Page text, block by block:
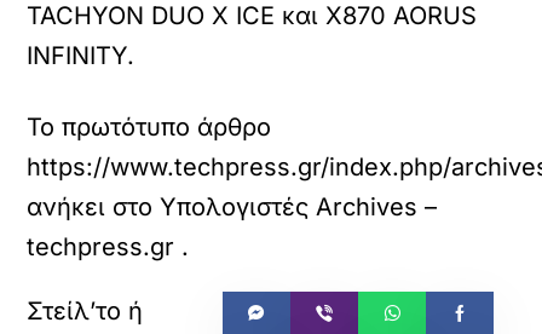
TACHYON DUO X ICE και X870 AORUS
INFINITY.
Το πρωτότυπο άρθρο
https://www.techpress.gr/index.php/
ανήκει στοΥπολογιστές Archives –
techpress.gr .